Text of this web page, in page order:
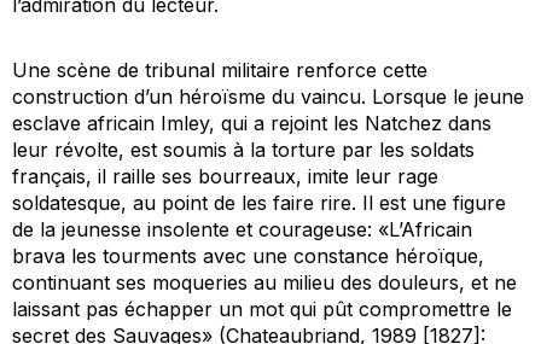
Une scène de tribunal militaire renforce cette
construction d’un héroïsme du vaincu. Lorsque le jeune
esclave africain Imley, qui a rejoint les Natchez dans
leur révolte, est soumis à la torture par les soldats
français, il raille ses bourreaux, imite leur rage
soldatesque, au point de les faire rire. Il est une figure
de la jeunesse insolente et courageuse: «L’Africain
brava les tourments avec une constance héroïque,
continuant ses moqueries au milieu des douleurs, et ne
laissant pas échapper un mot qui pût compromettre le
secret des Sauvages» (Chateaubriand, 1989 [1827]: